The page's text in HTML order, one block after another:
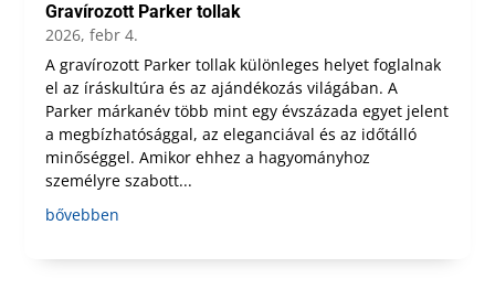
Gravírozott Parker tollak
2026, febr 4.
A gravírozott Parker tollak különleges helyet foglalnak
el az íráskultúra és az ajándékozás világában. A
Parker márkanév több mint egy évszázada egyet jelent
a megbízhatósággal, az eleganciával és az időtálló
minőséggel. Amikor ehhez a hagyományhoz
személyre szabott...
bővebben